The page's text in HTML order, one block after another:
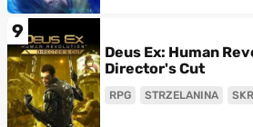
9
Deus Ex: Human
Director's Cut
RPG STRZELANINA